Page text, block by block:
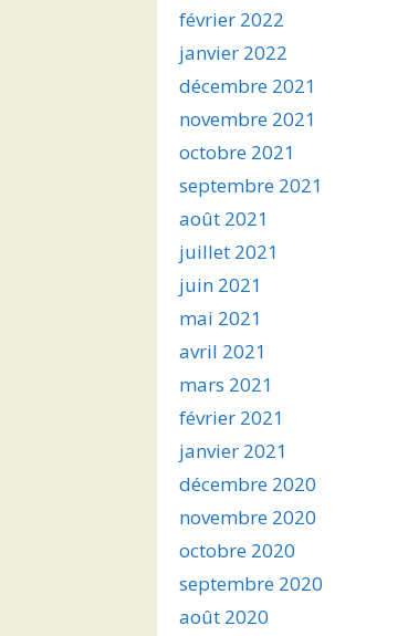
février 2022
janvier 2022
décembre 2021
novembre 2021
octobre 2021
septembre 2021
août 2021
juillet 2021
juin 2021
mai 2021
avril 2021
mars 2021
février 2021
janvier 2021
décembre 2020
novembre 2020
octobre 2020
septembre 2020
août 2020